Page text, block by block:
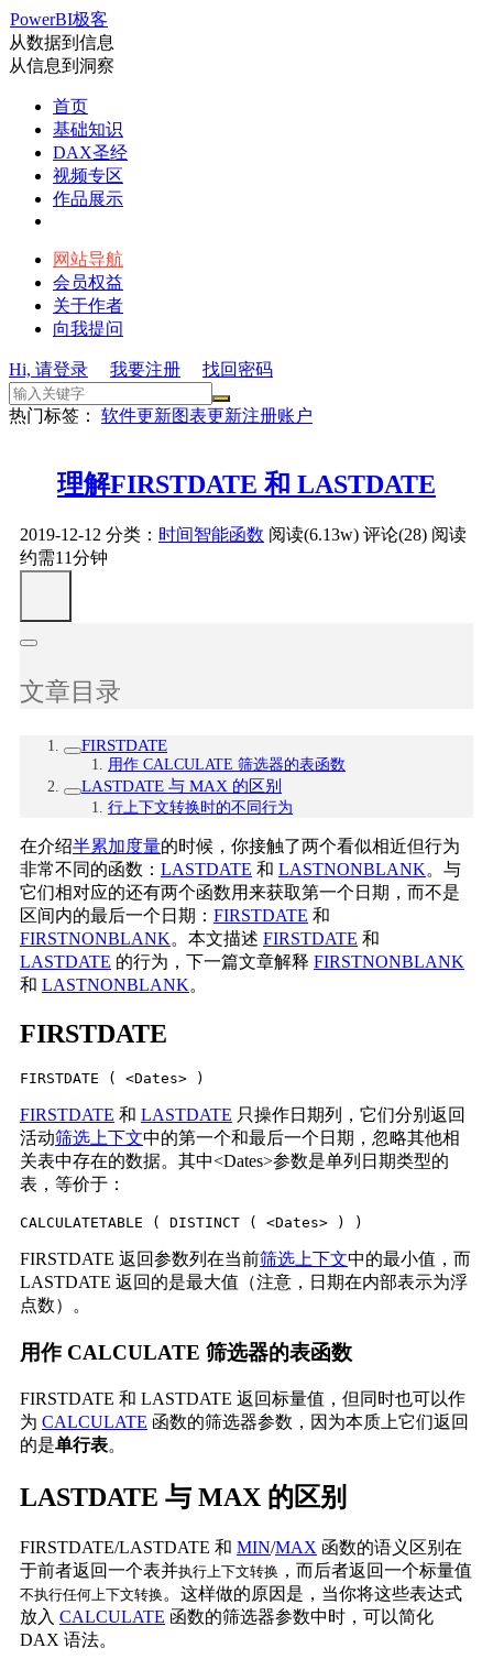
PowerBI极客
从数据到信息
从信息到洞察
首页
基础知识
DAX圣经
视频专区
作品展示
网站导航
会员权益
关于作者
向我提问
Hi, 请登录 我要注册 找回密码
热门标签： 软件更新图表更新注册账户
理解FIRSTDATE 和 LASTDATE
2019-12-12 分类： 时间智能函数 阅读(6.13w) 评论(28) 阅读
约需11分钟
文章目录
FIRSTDATE
用作 CALCULATE 筛选器的表函数
LASTDATE 与 MAX 的区别
行上下文转换时的不同行为
在介绍半累加度量的时候，你接触了两个看似相近但行为
非常不同的函数： LASTDATE 和 LASTNONBLANK。与
它们相对应的还有两个函数用来获取第一个日期，而不是
区间内的最后一个日期： FIRSTDATE 和
FIRSTNONBLANK。本文描述 FIRSTDATE 和
LASTDATE 的行为，下一篇文章解释 FIRSTNONBLANK
和 LASTNONBLANK。
FIRSTDATE
FIRSTDATE ( <Dates> )
FIRSTDATE 和 LASTDATE 只操作日期列，它们分别返回
活动筛选上下文中的第一个和最后一个日期，忽略其他相
关表中存在的数据。其中<Dates>参数是单列日期类型的
表，等价于：
CALCULATETABLE ( DISTINCT ( <Dates> ) )
FIRSTDATE 返回参数列在当前筛选上下文中的最小值，而
LASTDATE 返回的是最大值（注意，日期在内部表示为浮
点数）。
用作 CALCULATE 筛选器的表函数
FIRSTDATE 和 LASTDATE 返回标量值，但同时也可以作
为 CALCULATE 函数的筛选器参数，因为本质上它们返回
的是单行表。
LASTDATE 与 MAX 的区别
FIRSTDATE/LASTDATE 和 MIN/MAX 函数的语义区别在
于前者返回一个表并执行上下文转换 ，而后者返回一个标量值
不执行任何上下文转换 。这样做的原因是，当你将这些表达式
放入 CALCULATE 函数的筛选器参数中时，可以简化
DAX 语法。